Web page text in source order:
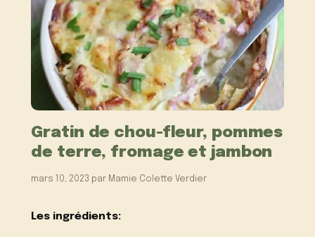
Gratin de chou-fleur, pommes
de terre, fromage et jambon
mars 10, 2023 par Mamie Colette Verdier
Les ingrédients: